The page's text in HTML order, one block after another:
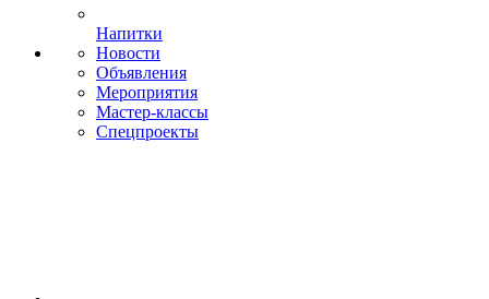
Напитки
Новости
Объявления
Мероприятия
Мастер-классы
Спецпроекты